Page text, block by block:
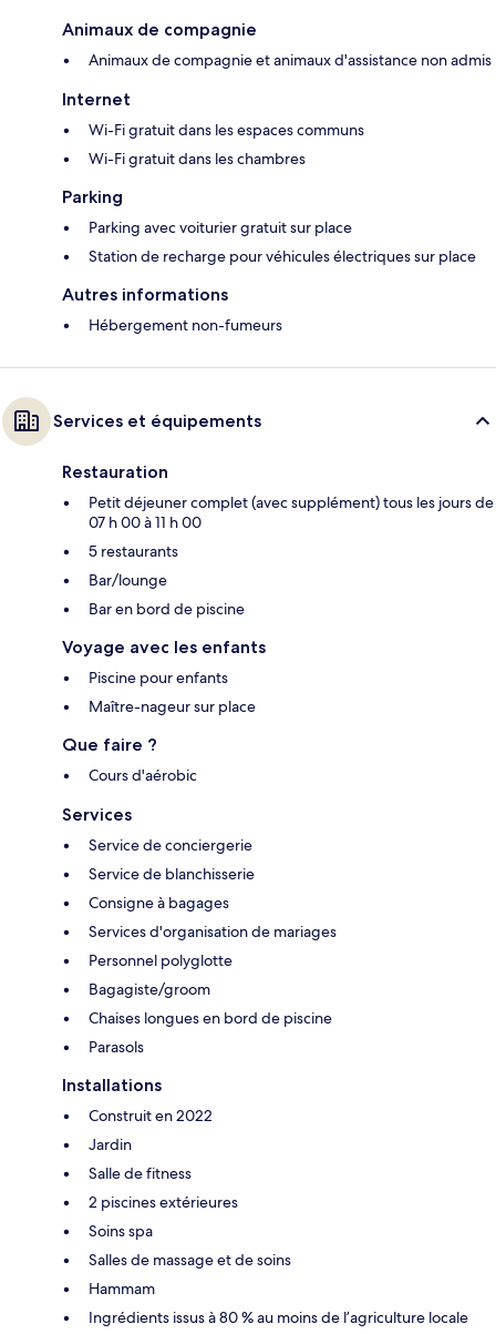
Animaux de compagnie
Animaux de compagnie et animaux d'assistance non admis
Internet
Wi-Fi gratuit dans les espaces communs
Wi-Fi gratuit dans les chambres
Parking
Parking avec voiturier gratuit sur place
Station de recharge pour véhicules électriques sur place
Autres informations
Hébergement non-fumeurs
Services et équipements
Restauration
Petit déjeuner complet (avec supplément) tous les jours de
07 h 00 à 11 h 00
5 restaurants
Bar/lounge
Bar en bord de piscine
Voyage avec les enfants
Piscine pour enfants
Maître-nageur sur place
Que faire ?
Cours d'aérobic
Services
Service de conciergerie
Service de blanchisserie
Consigne à bagages
Services d'organisation de mariages
Personnel polyglotte
Bagagiste/groom
Chaises longues en bord de piscine
Parasols
Installations
Construit en 2022
Jardin
Salle de fitness
2 piscines extérieures
Soins spa
Salles de massage et de soins
Hammam
Ingrédients issus à 80 % au moins de l’agriculture locale